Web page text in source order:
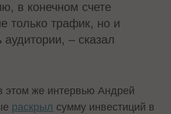
в конечном счете
только трафик, но и
аудитории, – сказал
этом же интервью Андрей
раскрыл сумму инвестиций в